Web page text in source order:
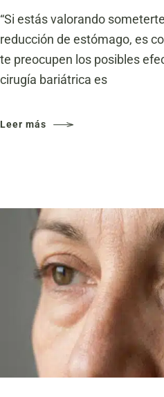
“Si estás valorando
reducción de estómago, es
te preocupen los posibles
cirugía bariátrica es
Leer más